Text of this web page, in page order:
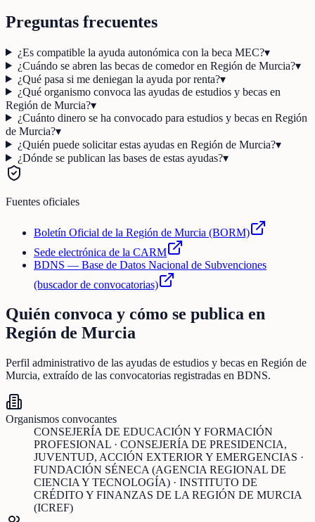
Preguntas frecuentes
¿Es compatible la ayuda autonómica con la beca MEC?▾
¿Cuándo se abren las becas de comedor en Región de Murcia?▾
¿Qué pasa si me deniegan la ayuda por renta?▾
¿Qué organismo convoca las ayudas de estudios y becas en
Región de Murcia?▾
¿Cuánto dinero se ha convocado para estudios y becas en Región
de Murcia?▾
¿Quién puede solicitar estas ayudas en Región de Murcia?▾
¿Dónde se publican las bases de estas ayudas?▾
Fuentes oficiales
Boletín Oficial de la Región de Murcia (BORM)
Sede electrónica de la CARM
BDNS — Base de Datos Nacional de Subvenciones
(buscador de convocatorias)
Quién convoca y cómo se publica en
Región de Murcia
Perfil administrativo de las ayudas de estudios y becas en Región de
Murcia, extraído de las convocatorias registradas en BDNS.
Organismos convocantes
CONSEJERÍA DE EDUCACIÓN Y FORMACIÓN
PROFESIONAL · CONSEJERÍA DE PRESIDENCIA,
JUVENTUD, ACCIÓN EXTERIOR Y EMERGENCIAS ·
FUNDACIÓN SÉNECA (AGENCIA REGIONAL DE
CIENCIA Y TECNOLOGÍA) · INSTITUTO DE
CRÉDITO Y FINANZAS DE LA REGIÓN DE MURCIA
(ICREF)